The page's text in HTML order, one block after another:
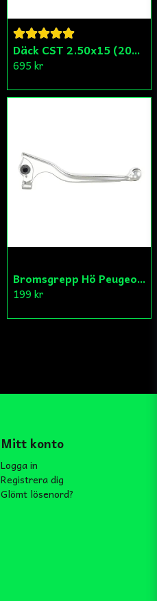
Däck CST 2.50x15 (20x250) Compact/Scoper/Mamba/Flakmoped
695 kr
Bromsgrepp Hö Peugeot Ludix/Speedfight/Vivacity
199 kr
Mitt konto
Logga in
Registrera dig
Glömt lösenord?